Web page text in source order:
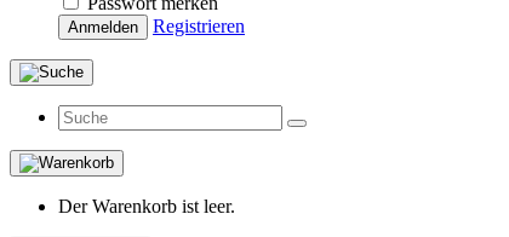
Anmelden Registrieren
Der Warenkorb ist leer.